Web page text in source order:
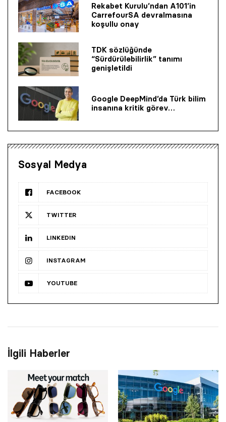
Rekabet Kurulu’ndan A101’in
CarrefourSA devralmasına
koşullu onay
TDK sözlüğünde
“Sürdürülebilirlik” tanımı
genişletildi
Google DeepMind’da Türk bilim
insanına kritik görev…
Sosyal Medya
FACEBOOK
TWITTER
LINKEDIN
INSTAGRAM
YOUTUBE
İlgili Haberler